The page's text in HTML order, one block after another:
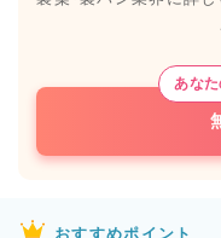
あな
おすすめポイント